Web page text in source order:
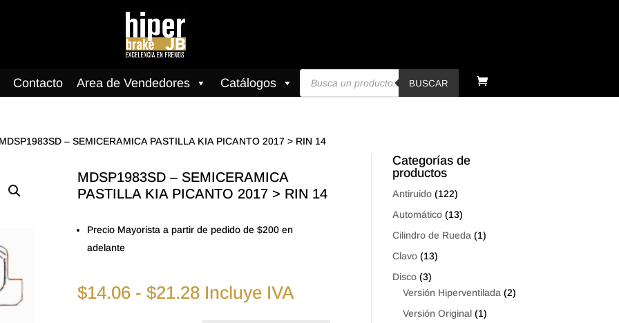
Contacto Area de Vendedores Catálogos
Búsqueda
BUSCAR
– SEMICERAMICA PASTILLA KIA PICANTO 2017 > RIN 14
MDSP1983SD – SEMICERAMICA
PASTILLA KIA PICANTO 2017 > RIN 14
Precio Mayorista a partir de pedido de $200 en
adelante
$14.06 - $21.28Rango
Incluye IVA
Categorías de
productos
Antiruido (122)
Automático (13)
Cilindro de Rueda (1)
Clavo (13)
Disco (3)
Versión Hiperventilada (2)
Versión Original (1)